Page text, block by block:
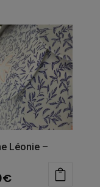
Léonie –
€